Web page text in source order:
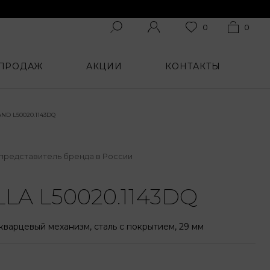
0 0
АКЦИИ КОНТАКТЫ
L50020.1143DQ
бренда в России
L50020.1143DQ
механизм, сталь с покрытием, 29 мм